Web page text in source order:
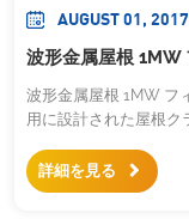
AUGUST 01, 2017
波形金属屋根 1MW
波形金属屋根 1MW
用に設計された屋根ク
詳細を見る